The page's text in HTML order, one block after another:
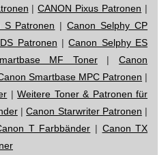
|CANON Pixus Patronen |
S Patronen |Canon Selphy CP
Patronen |Canon Selphy ES
MF Toner|Canon
Smartbase MPC Patronen |
|Weitere Toner & Patronen für
|Canon Starwriter Patronen |
T Farbbänder | Canon TX